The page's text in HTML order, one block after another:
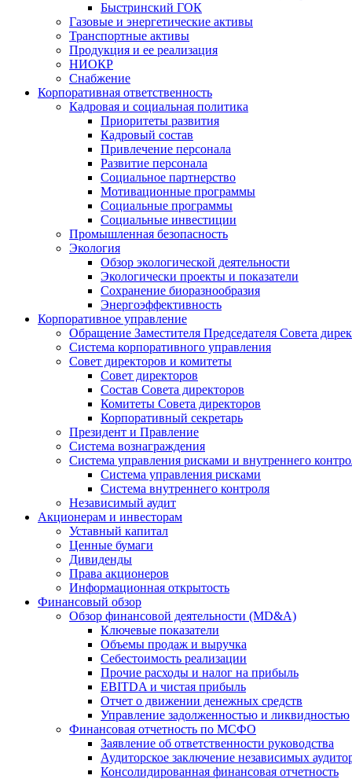
Быстринский ГОК
Газовые и энергетические активы
Транспортные активы
Продукция и ее реализация
НИОКР
Снабжение
Корпоративная ответственность
Кадровая и социальная политика
Приоритеты развития
Кадровый состав
Привлечение персонала
Развитие персонала
Социальное партнерство
Мотивационные программы
Социальные программы
Социальные инвестиции
Промышленная безопасность
Экология
Обзор экологической деятельности
Экологически проекты и показатели
Сохранение биоразнообразия
Энергоэффективность
Корпоративное управление
Обращение Заместителя Председателя Совета
Система корпоративного управления
Совет директоров и комитеты
Совет директоров
Состав Совета директоров
Комитеты Совета директоров
Корпоративный секретарь
Президент и Правление
Система вознаграждения
Система управления рисками и внутреннего
Система управления рисками
Система внутреннего контроля
Независимый аудит
Акционерам и инвесторам
Уставный капитал
Ценные бумаги
Дивиденды
Права акционеров
Информационная открытость
Финансовый обзор
Обзор финансовой деятельности (MD&A)
Ключевые показатели
Объемы продаж и выручка
Себестоимость реализации
Прочие расходы и налог на прибыль
EBITDA и чистая прибыль
Отчет о движении денежных средств
Управление задолженностью и ликвидностью
Финансовая отчетность по МСФО
Заявление об ответственности руководства
Аудиторское заключение независимых
Консолидированная финансовая отчетность